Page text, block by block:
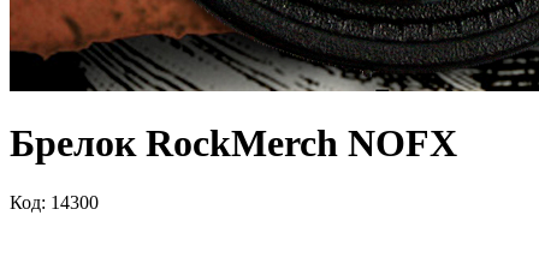
Брелок RockMerch NOFX
Код: 14300